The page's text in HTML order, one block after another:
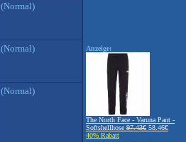
(Normal)
(Normal)
(Normal)
Anzeige:
The North Face - Varuna Pant -
Softshellhose 97.43€ 58.46€
40% Rabatt